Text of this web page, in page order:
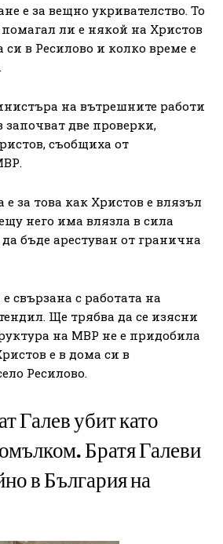
е за вещно укривателство. То
ли е някой на Христов
си в Ресилово и колко време е
на вътрешните работи
две проверки,
съобщиха от
за това как Христов е влязъл
него има влязла в сила
бъде арестуван от гранична
свързана с работата на
Ще трябва да се изясни
на МВР не е придобила
е в дома си в
Ресилово.
Галев убит като
Братя Галеви
в България на